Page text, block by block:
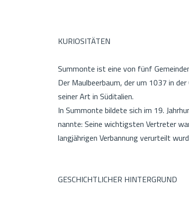
KURIOSITÄTEN
Summonte ist eine von fünf
Der Maulbeerbaum, der um 1037 in
seiner Art in Süditalien.
In Summonte bildete sich im 19.
nannte: Seine wichtigsten Vertreter
langjährigen Verbannung verurteilt
GESCHICHTLICHER HINTERGRUND